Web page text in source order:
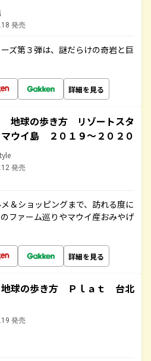
発売
ズ第３弾は、謎だらけの奇岩と巨
詳細を見る
地球の歩き方 リゾートスタ
ウイ島 ２０１９～２０２０
発売
＆ショッピングまで、訪れる度に
ファーム巡りやマウイ産おみやげ
詳細を見る
球の歩き方 Ｐｌａｔ 台北
発売